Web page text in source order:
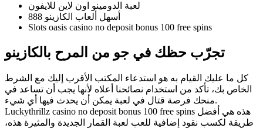
لعبة الدومينو اون لاين للايفون
أسهل ألعاب الكازينو 888
Slots oasis casino no deposit bonus 100 free spins
تجرّب حظك في جو من المرح بالكازينو
كل ما عليك القيام به هو استدعاء المكتب الأقرب إليك مع الشرط
الخاص بك، تأكد من استخدام نصائحنا أعلاه لأنها يجب أن تساعد في
منحك فرصة قتال في لعبة يمكن أن يحدث فيها أي شيء.
Luckythrillz casino no deposit bonus 100 free spins هذه هي أفضل
طريقة لكسب نقود إضافية للعب لعبة القمار الجديدة والمثيرة هذه،